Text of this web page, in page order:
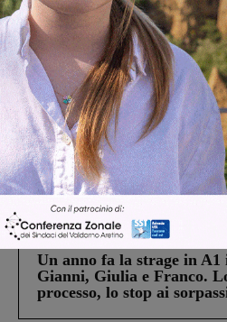
Figline Incisa Valdarno 1 Agosto
Piscina di Figline
Pnrr, il gruppo di Fratelli
ringraziamento al
Cronaca 3 Agosto 2026
Scomparso da una
Fiorentino l’uomo che
Levane nel 2020
Cronaca 4 Agosto 2026
Un anno fa la strage in
Gianni, Giulia e Franco.
processo, lo stop ai